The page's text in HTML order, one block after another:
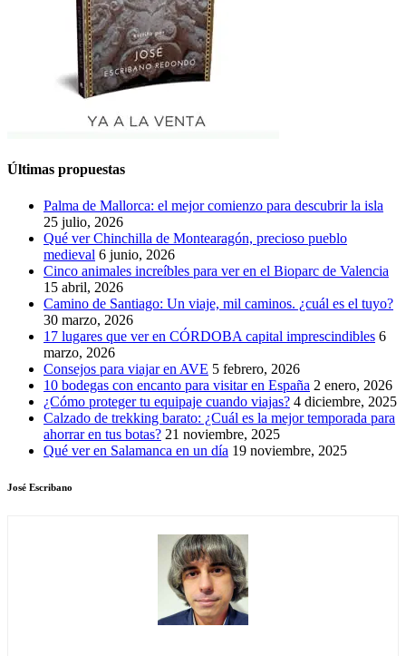
Últimas propuestas
Palma de Mallorca: el mejor comienzo para descubrir la isla
25 julio, 2026
Qué ver Chinchilla de Montearagón, precioso pueblo
medieval 6 junio, 2026
Cinco animales increíbles para ver en el Bioparc de Valencia
15 abril, 2026
Camino de Santiago: Un viaje, mil caminos. ¿cuál es el tuyo?
30 marzo, 2026
17 lugares que ver en CÓRDOBA capital imprescindibles 6
marzo, 2026
Consejos para viajar en AVE 5 febrero, 2026
10 bodegas con encanto para visitar en España 2 enero, 2026
¿Cómo proteger tu equipaje cuando viajas? 4 diciembre, 2025
Calzado de trekking barato: ¿Cuál es la mejor temporada para
ahorrar en tus botas? 21 noviembre, 2025
Qué ver en Salamanca en un día 19 noviembre, 2025
José Escribano